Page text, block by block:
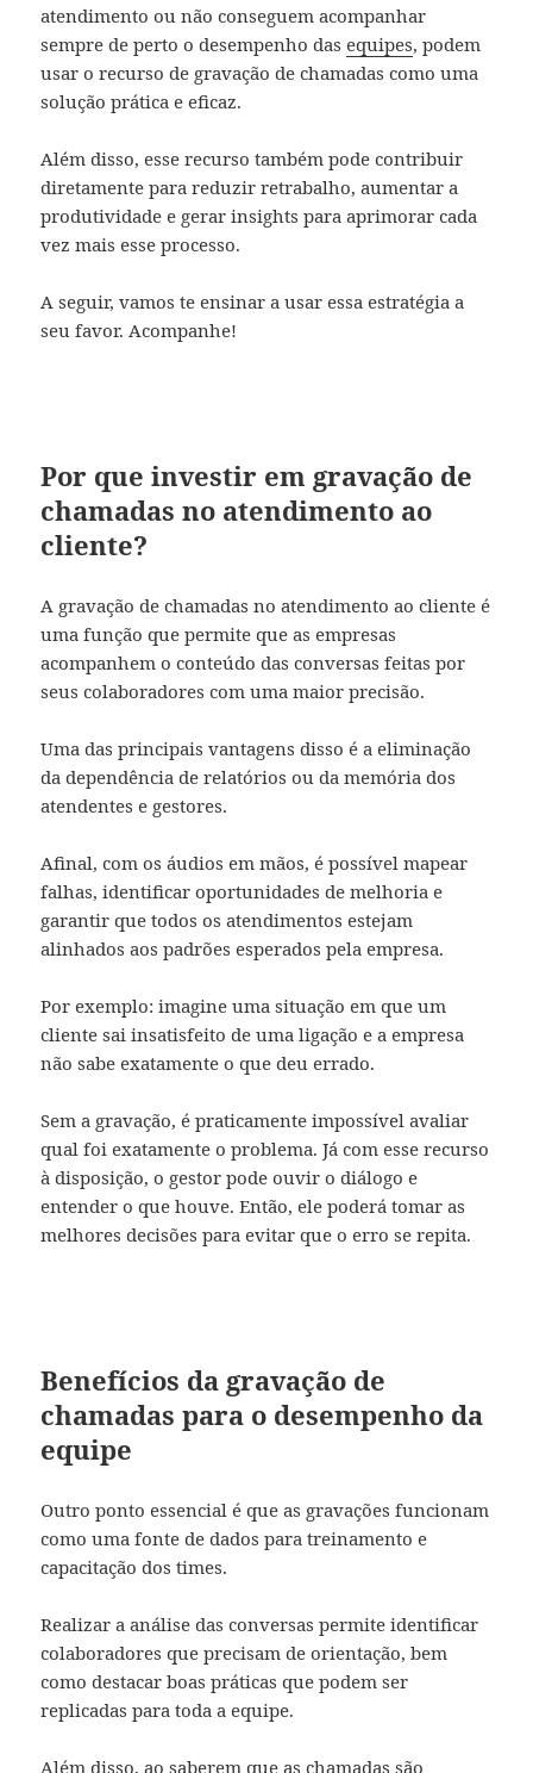
atendimento ou não conseguem acompanhar
sempre de perto o desempenho das equipes, podem
usar o recurso de gravação de chamadas como uma
solução prática e eficaz.
Além disso, esse recurso também pode contribuir
diretamente para reduzir retrabalho, aumentar a
produtividade e gerar insights para aprimorar cada
vez mais esse processo.
A seguir, vamos te ensinar a usar essa estratégia a
seu favor. Acompanhe!
Por que investir em gravação de
chamadas no atendimento ao
cliente?
A gravação de chamadas no atendimento ao cliente é
uma função que permite que as empresas
acompanhem o conteúdo das conversas feitas por
seus colaboradores com uma maior precisão.
Uma das principais vantagens disso é a eliminação
da dependência de relatórios ou da memória dos
atendentes e gestores.
Afinal, com os áudios em mãos, é possível mapear
falhas, identificar oportunidades de melhoria e
garantir que todos os atendimentos estejam
alinhados aos padrões esperados pela empresa.
Por exemplo: imagine uma situação em que um
cliente sai insatisfeito de uma ligação e a empresa
não sabe exatamente o que deu errado.
Sem a gravação, é praticamente impossível avaliar
qual foi exatamente o problema. Já com esse recurso
à disposição, o gestor pode ouvir o diálogo e
entender o que houve. Então, ele poderá tomar as
melhores decisões para evitar que o erro se repita.
Benefícios da gravação de
chamadas para o desempenho da
equipe
Outro ponto essencial é que as gravações funcionam
como uma fonte de dados para treinamento e
capacitação dos times.
Realizar a análise das conversas permite identificar
colaboradores que precisam de orientação, bem
como destacar boas práticas que podem ser
replicadas para toda a equipe.
Além disso, ao saberem que as chamadas são